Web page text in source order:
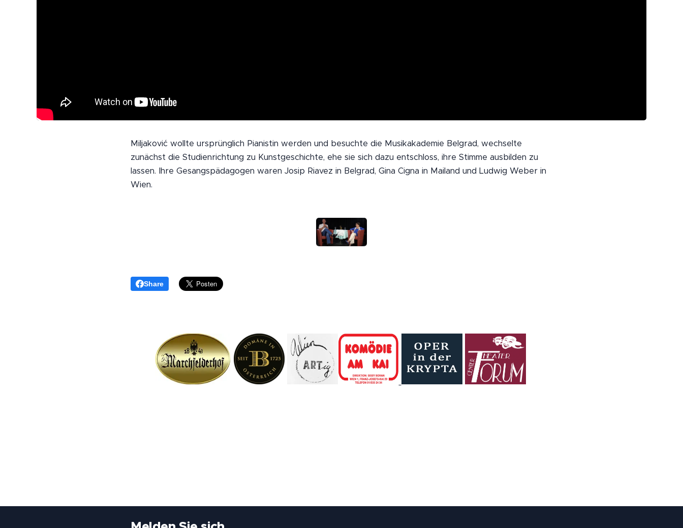
Miljaković wollte ursprünglich Pianistin werden und besuchte die Musikakademie Belgrad, wechselte
zunächst die Studienrichtung zu Kunstgeschichte, ehe sie sich dazu entschloss, ihre Stimme ausbilden zu
lassen. Ihre Gesangspädagogen waren Josip Riavez in Belgrad, Gina Cigna in Mailand und Ludwig Weber in
Wien.
Share